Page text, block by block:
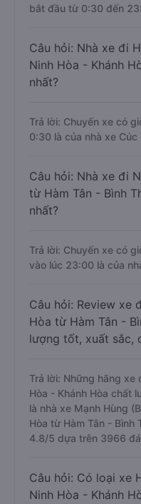
bắt đầu từ 0:30 đến
Câu hỏi: Nhà xe đi
Ninh Hòa - Khánh
nhất?
Trả lời: Chuyến xe có
0:30 là của nhà xe Cúc
Câu hỏi: Nhà xe đi
từ Hàm Tân - Bình
nhất?
Trả lời: Chuyến xe có
vào lúc 23:00 là của
Câu hỏi: Review xe
Hòa từ Hàm Tân -
lượng tốt, xuất sắc,
Trả lời: Những hãng xe
Hòa - Khánh Hòa chất
là nhà xe Mạnh Hùng
Hòa từ Hàm Tân - Bình
4.8/5 dựa trên 3966
Câu hỏi: Có loại xe
Ninh Hòa - Khánh